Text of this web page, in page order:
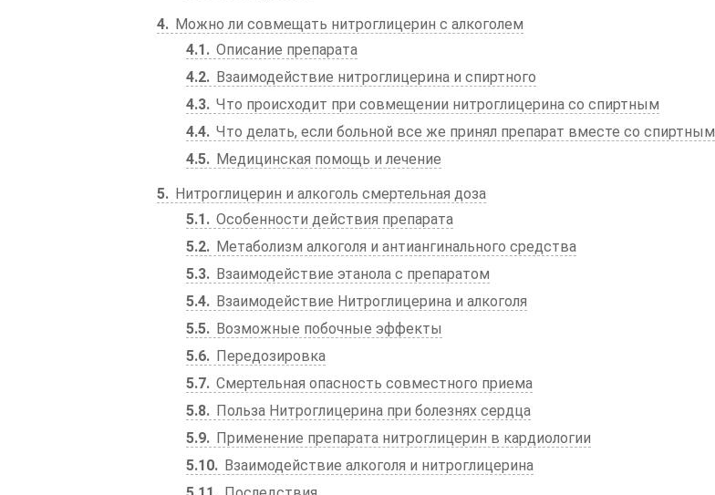
4
Можно ли совмещать нитроглицерин с алкоголем
4.1
Описание препарата
4.2
Взаимодействие нитроглицерина и спиртного
4.3 Что происходит при совмещении нитроглицерина со спиртным
4.4 Что делать, если больной все же принял препарат вместе со спиртным
4.5
Медицинская помощь и лечение
5
Нитроглицерин и алкоголь смертельная доза
5.1
Особенности действия препарата
5.2
Метаболизм алкоголя и антиангинального средства
5.3
Взаимодействие этанола с препаратом
5.4
Взаимодействие Нитроглицерина и алкоголя
5.5
Возможные побочные эффекты
5.6
Передозировка
5.7 Смертельная опасность совместного приема
5.8
Польза Нитроглицерина при болезнях сердца
5.9
Применение препарата нитроглицерин в кардиологии
5.10
Взаимодействие алкоголя и нитроглицерина